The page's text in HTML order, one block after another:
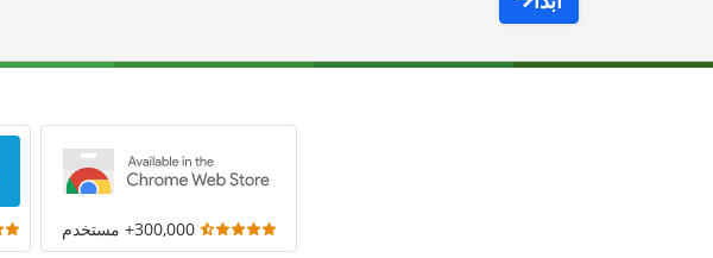
300,000+ مستخدم